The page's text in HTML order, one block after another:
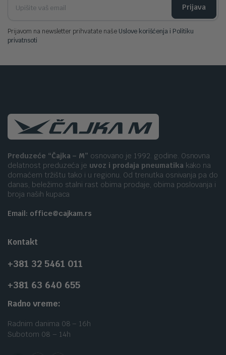
Prijava
Prijavom na newsletter prihvatate naše Uslove korišćenja i Politiku
privatnsoti
Preduzeće “Čajka – M” osnovano je 1992. godine. Osnovna
delatnost preduzeća je uvoz i prodaja pneumatika kako na
domaćem tržištu tako i u regionu. Od trenutka osnivanja pa do
danas, beležimo stalni rast obima prodaje, obima poslovanja i
broja naših kupaca
Email: office@cajkam.rs
Kontakt
+381 32 5461 011
+381 63 640 655
Radno vreme:
Radnim danima 08 – 16h
Subotom 08 – 14h